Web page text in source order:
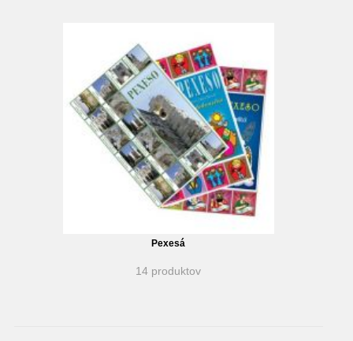
Pexesá
14 produktov